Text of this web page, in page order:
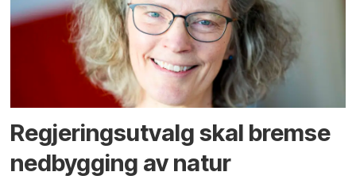
Regjerings­utvalg skal bremse
ned­bygging av natur